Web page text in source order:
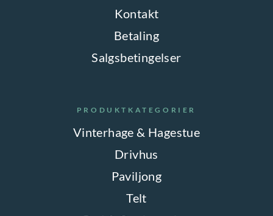
Kontakt
Betaling
Salgsbetingelser
PRODUKTKATEGORIER
Vinterhage & Hagestue
Drivhus
Paviljong
Telt